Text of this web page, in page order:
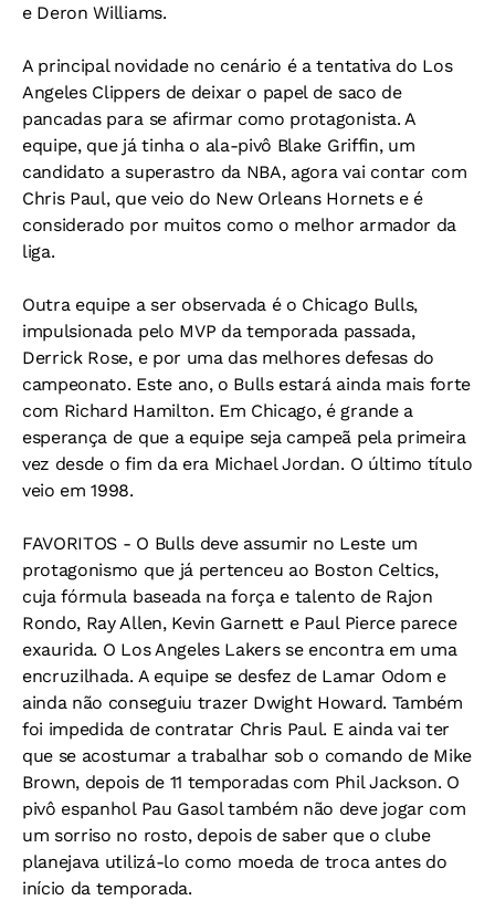
e Deron Williams.
A principal novidade no cenário é a tentativa do Los
Angeles Clippers de deixar o papel de saco de
pancadas para se afirmar como protagonista. A
equipe, que já tinha o ala-pivô Blake Griffin, um
candidato a superastro da NBA, agora vai contar com
Chris Paul, que veio do New Orleans Hornets e é
considerado por muitos como o melhor armador da
liga.
Outra equipe a ser observada é o Chicago Bulls,
impulsionada pelo MVP da temporada passada,
Derrick Rose, e por uma das melhores defesas do
campeonato. Este ano, o Bulls estará ainda mais forte
com Richard Hamilton. Em Chicago, é grande a
esperança de que a equipe seja campeã pela primeira
vez desde o fim da era Michael Jordan. O último título
veio em 1998.
FAVORITOS - O Bulls deve assumir no Leste um
protagonismo que já pertenceu ao Boston Celtics,
cuja fórmula baseada na força e talento de Rajon
Rondo, Ray Allen, Kevin Garnett e Paul Pierce parece
exaurida. O Los Angeles Lakers se encontra em uma
encruzilhada. A equipe se desfez de Lamar Odom e
ainda não conseguiu trazer Dwight Howard. Também
foi impedida de contratar Chris Paul. E ainda vai ter
que se acostumar a trabalhar sob o comando de Mike
Brown, depois de 11 temporadas com Phil Jackson. O
pivô espanhol Pau Gasol também não deve jogar com
um sorriso no rosto, depois de saber que o clube
planejava utilizá-lo como moeda de troca antes do
início da temporada.